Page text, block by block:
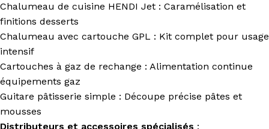
Chalumeau de cuisine HENDI Jet : Caramélisation et
finitions desserts
Chalumeau avec cartouche GPL : Kit complet pour usage
intensif
Cartouches à gaz de rechange : Alimentation continue
équipements gaz
Guitare pâtisserie simple : Découpe précise pâtes et
mousses
Distributeurs et accessoires spécialisés :